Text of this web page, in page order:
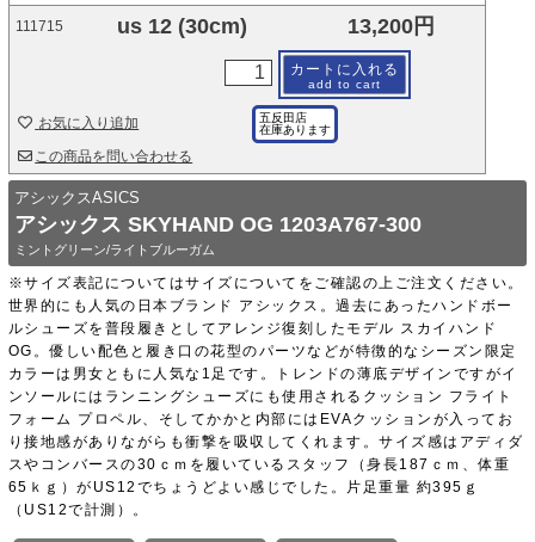
※サイズ表記についてはサイズについてをご確認の上ご注文ください。
世界的にも人気の日本ブランド アシックス。過去にあったハンドボー
ルシューズを普段履きとしてアレンジ復刻したモデル スカイハンド
OG。優しい配色と履き口の花型のパーツなどが特徴的なシーズン限定
カラーは男女ともに人気な1足です。トレンドの薄底デザインですがイ
ンソールにはランニングシューズにも使用されるクッション フライト
フォーム プロペル、そしてかかと内部にはEVAクッションが入ってお
り接地感がありながらも衝撃を吸収してくれます。サイズ感はアディダ
スやコンバースの30ｃｍを履いているスタッフ（身長187ｃｍ、体重
65ｋｇ）がUS12でちょうどよい感じでした。片足重量 約395ｇ
（US12で計測）。
アシックスASICS
アシックス SKYHAND OG 1203A767-300
ミントグリーン/ライトブルーガム
111715 us 12 (30cm) 13,200円
カートに入れる
add to cart
五反田店
在庫あります
お気に入り追加
この商品を問い合わせる